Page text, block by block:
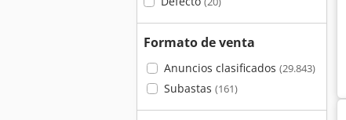
Formato de venta
Anuncios clasificados (29.843)
Subastas (161)